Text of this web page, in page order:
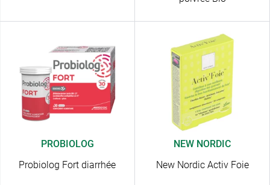
PROBIOLOG
Probiolog Fort diarrhée
NEW NORDIC
New Nordic Activ Foie